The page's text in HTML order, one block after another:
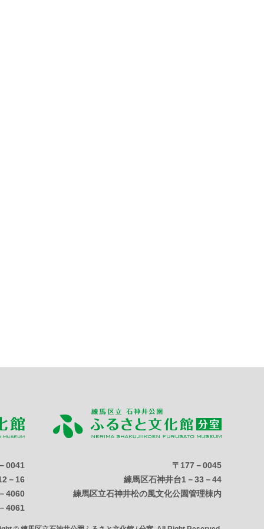
〒177－0045
練馬区石神井台1－33－44
練馬区立石神井松の風文化公園管理棟内
0041
－16
4060
4061